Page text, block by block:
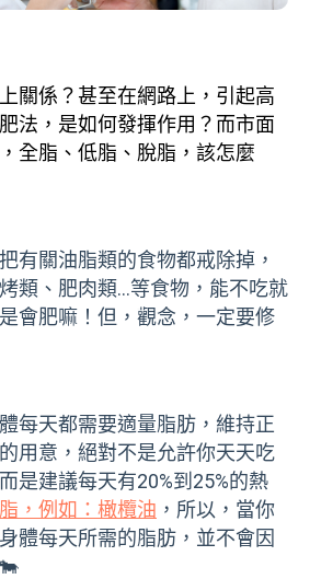
關係？甚至在網路上，引起高
法，是如何發揮作用？而市面
全脂、低脂、脫脂，該怎麼
有關油脂類的食物都戒除掉，
類、肥肉類…等食物，能不吃就
會肥嘛！但，觀念，一定要修
每天都需要適量脂肪，維持正
用意，絕對不是允許你天天吃
是建議每天有20%到25%的熱
，例如：橄欖油 ，所以，當你
體每天所需的脂肪，並不會因